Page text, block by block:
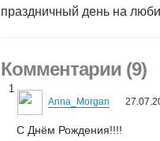
праздничный день на
Комментарии (9)
1
Anna_Morgan
С Днём Рождения!!!!